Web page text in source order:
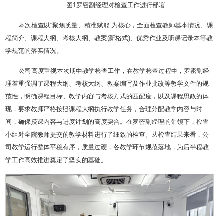
图1罗密副经理对检查工作进行部署
本次检查以“聚焦质量、精准赋能”为核心，全面检查教师基本情况、课
程简介、课程大纲、考核大纲、教案(新格式)、优秀作业及听课记录本等教
学规范的落实情况。
公司高度重视本次期中教学检查工作，在教学检查过程中，罗密副经
理着重强调了课程大纲、考核大纲、教案编写及作业批改等教学文件的规
范性，明确课程目标、教学内容与考核方式的匹配度，以及课程思政的体
现，要求教师严格按照课程大纲执行教学任务，合理分配教学内容与时
间，确保授课内容与进度计划的高度契合。在罗密副经理的带领下，检查
小组对全院教师提交的教学材料进行了细致的检查。从检查结果来看，公
司教学运行整体平稳有序，质量过硬，各教学环节规范落地，为后半程教
学工作高效推进奠定了坚实的基础。